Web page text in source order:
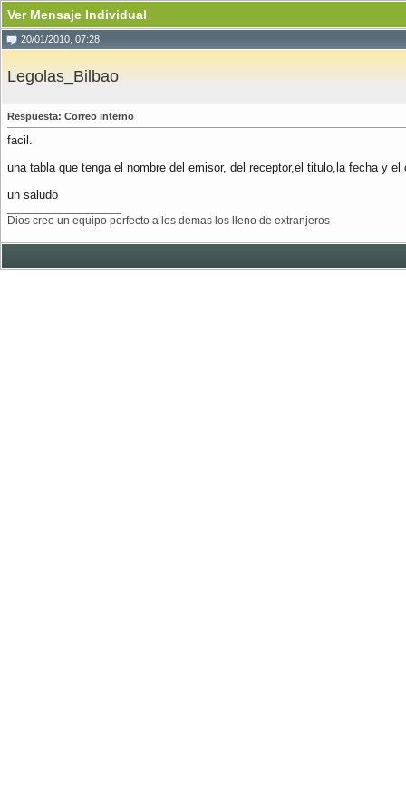
Ver Mensaje Individual
20/01/2010, 07:28
Legolas_Bilbao
Respuesta: Correo interno
facil.
una tabla que tenga el nombre del emisor, del receptor,el titulo,la fecha y
un saludo
Dios creo un equipo perfecto a los demas los lleno de extranjeros